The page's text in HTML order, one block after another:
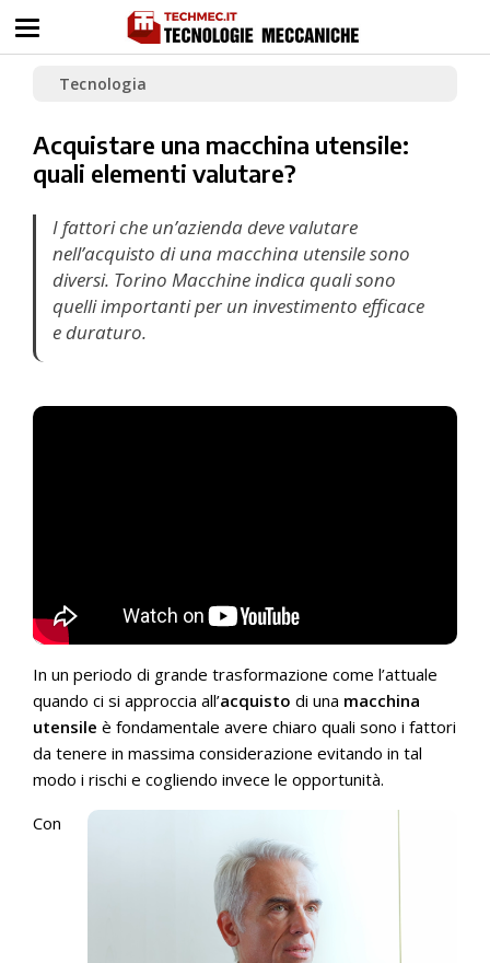
Tecnologia
Acquistare una macchina utensile:
quali elementi valutare?
I fattori che un’azienda deve valutare
nell’acquisto di una macchina utensile sono
diversi. Torino Macchine indica quali sono
quelli importanti per un investimento efficace
e duraturo.
In un periodo di grande trasformazione come l’attuale
quando ci si approccia all’acquisto di una macchina
utensile è fondamentale avere chiaro quali sono i fattori
da tenere in massima considerazione evitando in tal
modo i rischi e cogliendo invece le opportunità.
Con